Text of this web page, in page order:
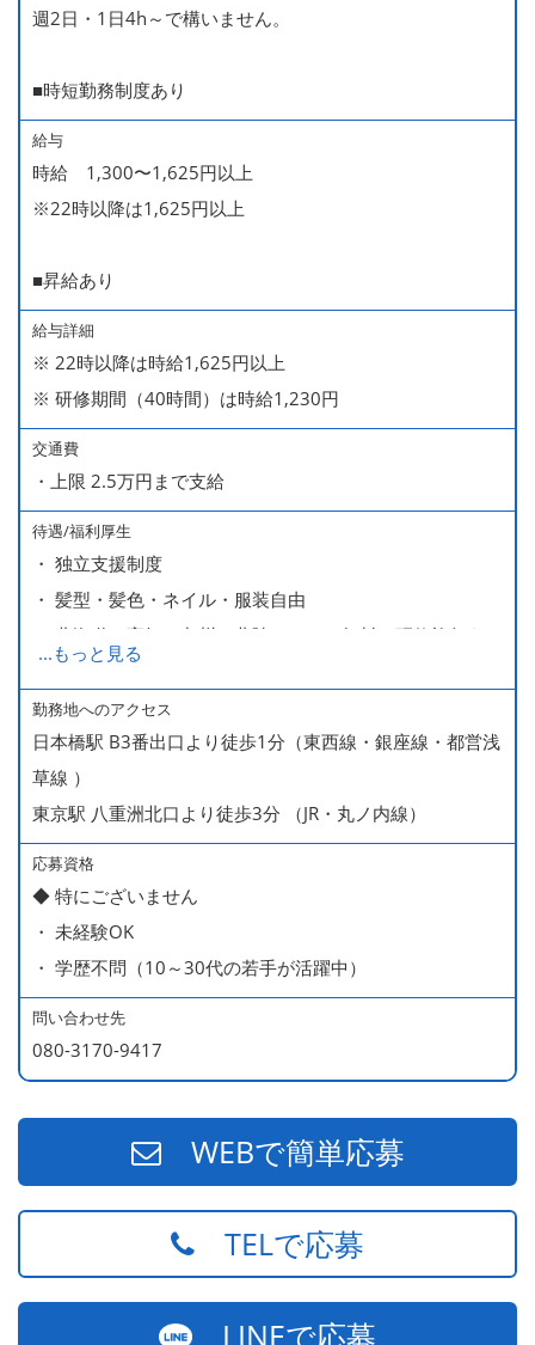
週2日・1日4h～で構いません。
■時短勤務制度あり
給与
時給 1,300〜1,625円以上
※22時以降は1,625円以上
■昇給あり
給与詳細
※ 22時以降は時給1,625円以上
※ 研修期間（40時間）は時給1,230円
交通費
・上限 2.5万円まで支給
待遇/福利厚生
・ 独立支援制度
・ 髪型・髪色・ネイル・服装自由
・ 北海道や高知、九州、北陸などへの無料の研修旅行あり
ます
・ 無料の美味しい まかない食 あり
...もっと見る
勤務地へのアクセス
日本橋駅 B3番出口より徒歩1分（東西線・銀座線・都営浅
草線 ）
東京駅 八重洲北口より徒歩3分 （JR・丸ノ内線）
応募資格
◆ 特にございません
・ 未経験OK
・ 学歴不問（10～30代の若手が活躍中）
問い合わせ先
080-3170-9417
WEBで簡単応募
TELで応募
LINEで応募